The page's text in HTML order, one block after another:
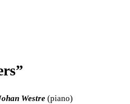
Westre (piano)